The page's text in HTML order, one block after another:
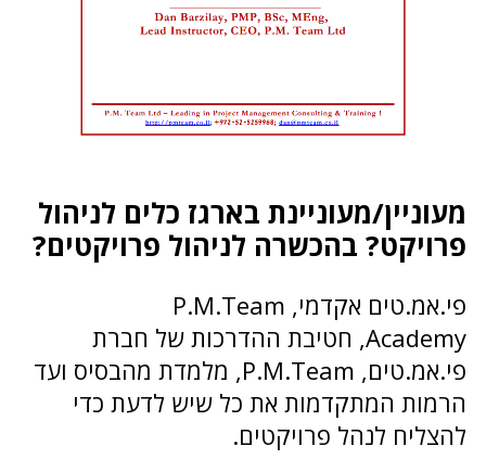
מעוניין/מעוניינת בארגז כלים לניהול
פרויקט? בהכשרה לניהול פרויקטים?
פי.אמ.טים אקדמי, P.M.Team
Academy, חטיבת ההדרכות של חברת
פי.אמ.טים, P.M.Team, מלמדת מהבסיס ועד
הרמות המתקדמות את כל שיש לדעת כדי
להצליח לנהל פרויקטים.